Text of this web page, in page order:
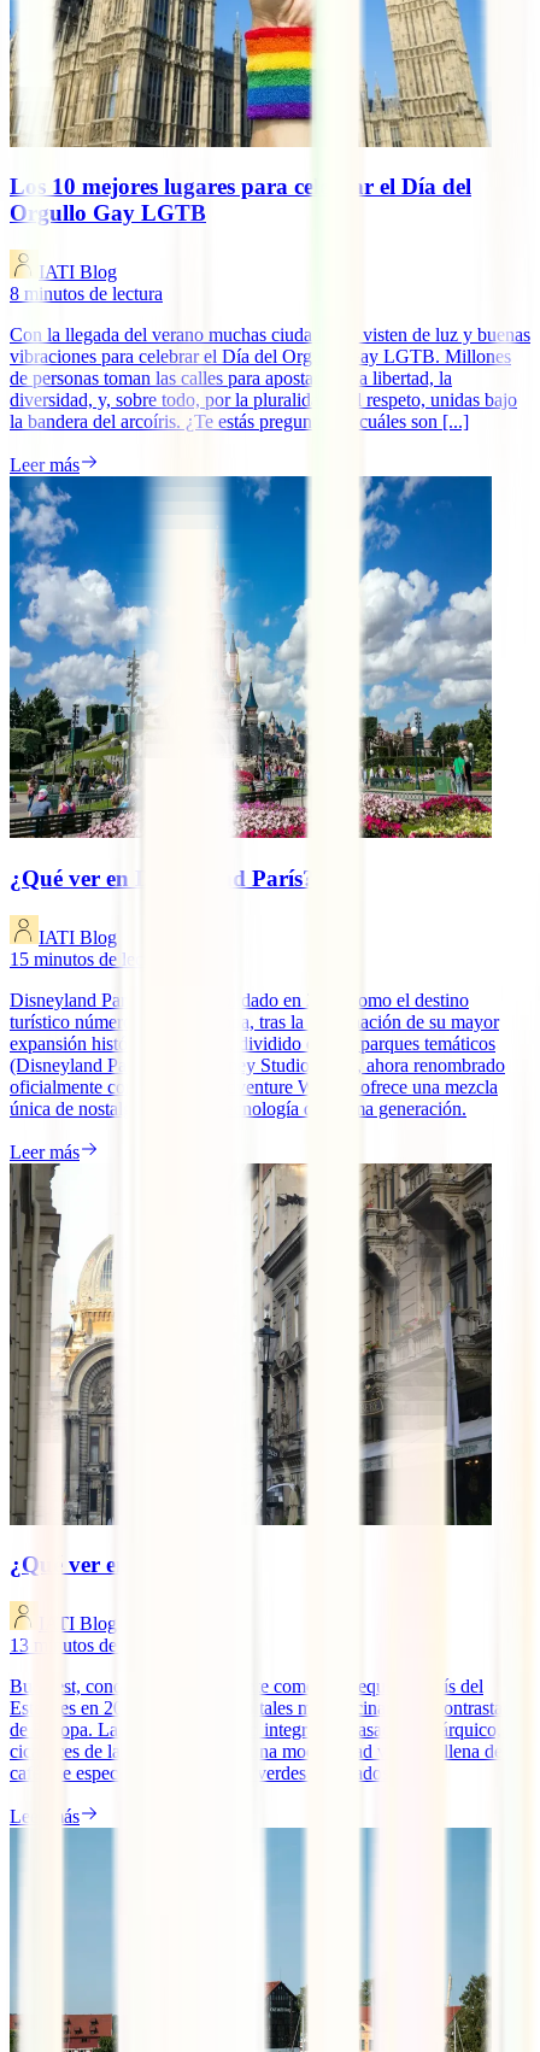
Los 10 mejores lugares para celebrar el Día del
Orgullo Gay LGTB
IATI Blog
8 minutos de lectura
Con la llegada del verano muchas ciudades se visten de luz y buenas
vibraciones para celebrar el Día del Orgullo Gay LGTB. Millones
de personas toman las calles para apostar por la libertad, la
diversidad, y, sobre todo, por la pluralidad y el respeto, unidas bajo
la bandera del arcoíris. ¿Te estás preguntando cuáles son [...]
Leer más
¿Qué ver en Disneyland París?
IATI Blog
15 minutos de lectura
Disneyland Paris se ha consolidado en 2026 como el destino
turístico número uno de Europa, tras la culminación de su mayor
expansión histórica. El resort, dividido en dos parques temáticos
(Disneyland Park y Walt Disney Studios Park, ahora renombrado
oficialmente como Disney Adventure World), ofrece una mezcla
única de nostalgia clásica y tecnología de última generación.
Leer más
¿Qué ver en Bucarest?
IATI Blog
13
minutos de lectura
Bucarest, conocida históricamente como el "Pequeño París del
Este", es en 2026 una de las capitales más fascinantes y contrastadas
de Europa. La ciudad ha logrado integrar su pasado monárquico, las
cicatrices de la era comunista y una modernidad vibrante llena de
cafés de especialidad y espacios verdes renovados.
Leer más